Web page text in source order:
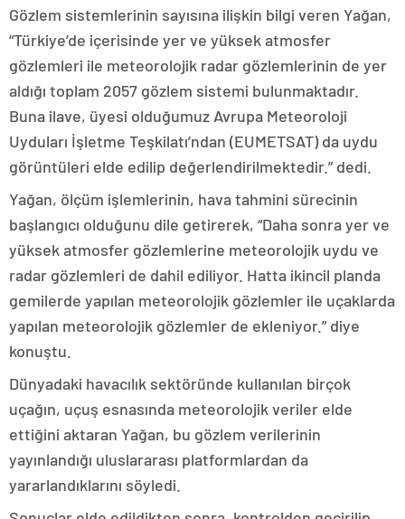
Gözlem sistemlerinin sayısına ilişkin bilgi veren Yağan,
“Türkiye’de içerisinde yer ve yüksek atmosfer
gözlemleri ile meteorolojik radar gözlemlerinin de yer
aldığı toplam 2057 gözlem sistemi bulunmaktadır.
Buna ilave, üyesi olduğumuz Avrupa Meteoroloji
Uyduları İşletme Teşkilatı’ndan (EUMETSAT) da uydu
görüntüleri elde edilip değerlendirilmektedir.” dedi.
Yağan, ölçüm işlemlerinin, hava tahmini sürecinin
başlangıcı olduğunu dile getirerek, “Daha sonra yer ve
yüksek atmosfer gözlemlerine meteorolojik uydu ve
radar gözlemleri de dahil ediliyor. Hatta ikincil planda
gemilerde yapılan meteorolojik gözlemler ile uçaklarda
yapılan meteorolojik gözlemler de ekleniyor.” diye
konuştu.
Dünyadaki havacılık sektöründe kullanılan birçok
uçağın, uçuş esnasında meteorolojik veriler elde
ettiğini aktaran Yağan, bu gözlem verilerinin
yayınlandığı uluslararası platformlardan da
yararlandıklarını söyledi.